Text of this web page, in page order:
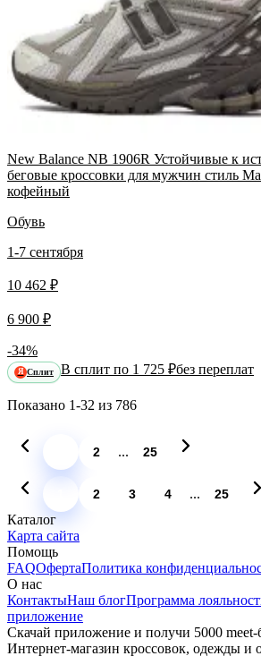
New Balance NB 1906R Устойчивые к
беговые кроссовки для мужчин стиль
кофейный
Обувь
1-7 сентября
10 462 ₽
6 900 ₽
-34%
Я Сплит В сплит по 1 725 ₽без переплат
Показано 1-32 из 786
2 ... 25
2 3 4 ... 25
Каталог
Карта сайта
Помощь
FAQОфертаПолитика
О нас
КонтактыНаш блогПрограмма
приложение
Скачай приложение и получи 5000 meet-
Интернет-магазин кроссовок, одежды и